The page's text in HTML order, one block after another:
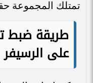
تمتلك المجموعة
على الرسيفر